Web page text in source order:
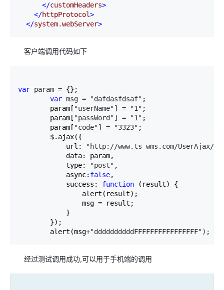
</customHeaders>
</httpProtocol>
</system.webServer>
客户端调用代码如下
var param = {};
var msg = "dafdasfdsaf" ;
        param[
"userName"] = "1" ;
        param[
"passWord"] = "1" ;
        param[
"code"] = "3323" ;
        $.ajax({
            url:
"http://www.ts-wms.com/UserAjax/
            data: param,
            type:
"post" ,
            async:
false,
            success:
function (result) {
                alert(result);
                msg
= result;
            }
        });
        alert(msg
+"ddddddddddFFFFFFFFFFFFFFFF");
经过测试调用成功,可以用于手机端的调用